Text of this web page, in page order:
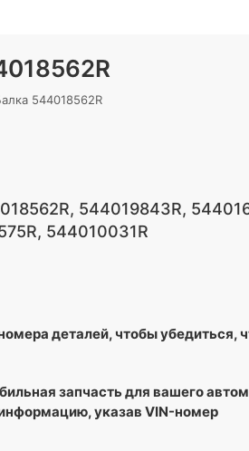
544018562R
544019843R,
544010031R
деталей, чтобы убедиться,
запчасть для вашего
указав VIN-номер